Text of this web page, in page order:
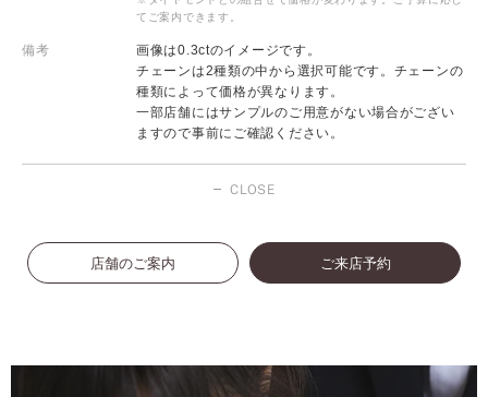
てご案内できます。
備考
画像は0.3ctのイメージです。
チェーンは2種類の中から選択可能です。チェーンの
種類によって価格が異なります。
一部店舗にはサンプルのご用意がない場合がござい
ますので事前にご確認ください。
CLOSE
店舗のご案内 ご来店予約